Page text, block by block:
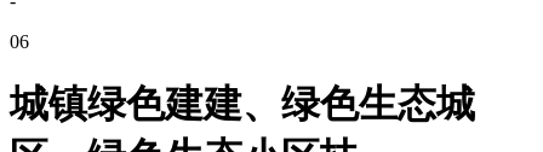
06
城镇绿色建建、绿色生态城